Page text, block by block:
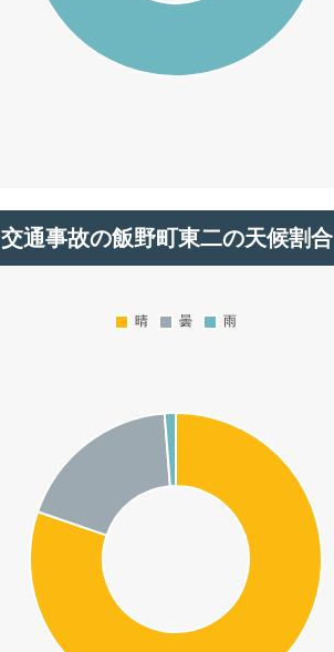
交通事故の飯野町東二の天候割合